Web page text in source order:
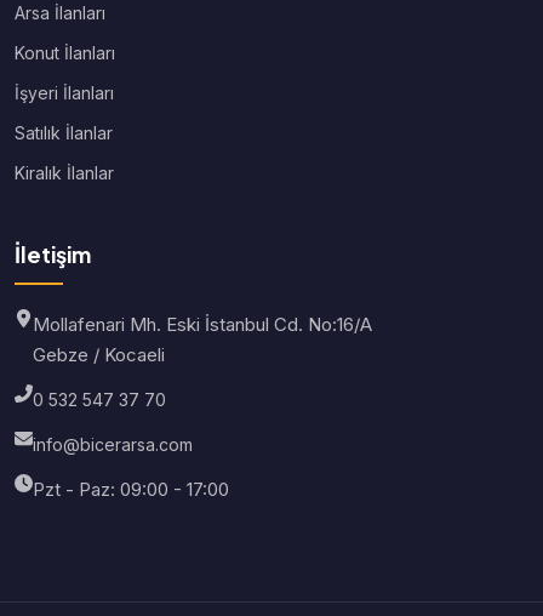
Arsa İlanları
Konut İlanları
İşyeri İlanları
Satılık İlanlar
Kiralık İlanlar
İletişim
Mollafenari Mh. Eski İstanbul Cd. No:16/A
Gebze / Kocaeli
0 532 547 37 70
info@bicerarsa.com
Pzt - Paz: 09:00 - 17:00